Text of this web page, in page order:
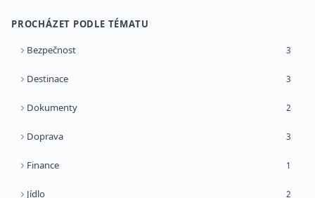
PROCHÁZET PODLE TÉMATU
Bezpečnost 3
Destinace 3
Dokumenty 2
Doprava 3
Finance 1
Jídlo 2